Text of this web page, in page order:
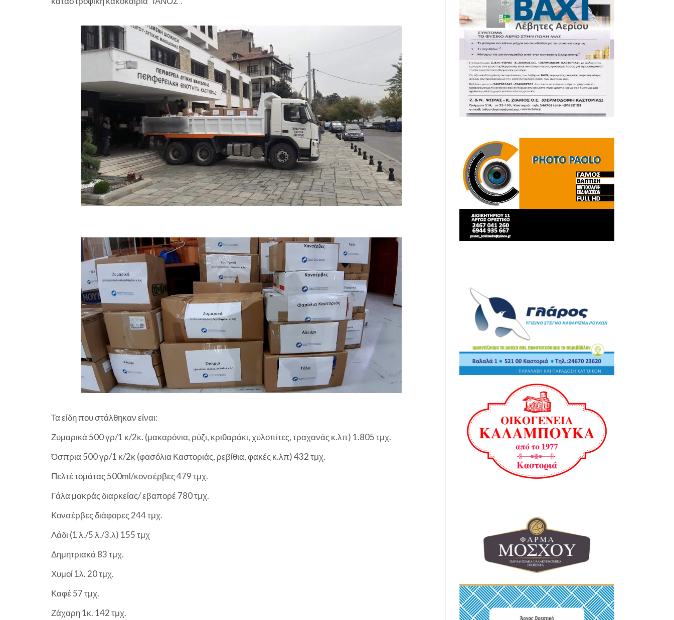
Τα είδη που στάλθηκαν είναι:
Ζυμαρικά 500 γρ/1 κ/2κ. (μακαρόνια, ρύζι, κριθαράκι, χυλοπίτες, τραχανάς κ.λπ) 1.805 τμχ.
Όσπρια 500 γρ/1 κ/2κ (φασόλια Καστοριάς, ρεβίθια, φακές κ.λπ) 432 τμχ.
Πελτέ τομάτας 500ml/κονσέρβες 479 τμχ.
Γάλα μακράς διαρκείας/ εβαπορέ 780 τμχ.
Κονσέρβες διάφορες 244 τμχ.
Λάδι (1 λ./5 λ./3.λ) 155 τμχ
Δημητριακά 83 τμχ.
Χυμοί 1λ. 20 τμχ.
Καφέ 57 τμχ.
Ζάχαρη 1κ. 142 τμχ.